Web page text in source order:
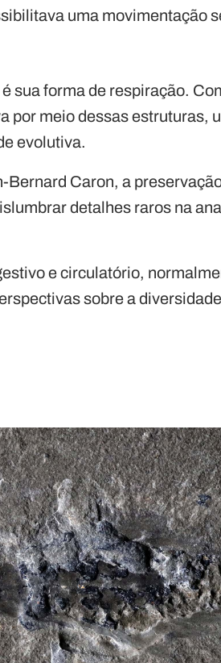
uma movimentação
sua forma de respiração.
por meio dessas estruturas,
evolutiva.
Bernard Caron, a
detalhes raros na
e circulatório,
sobre a